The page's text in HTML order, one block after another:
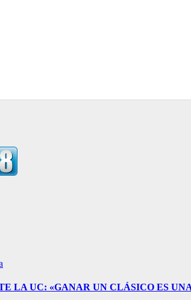
LA UC: «GANAR UN CLÁSICO ES